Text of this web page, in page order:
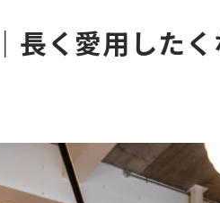
長く愛用した